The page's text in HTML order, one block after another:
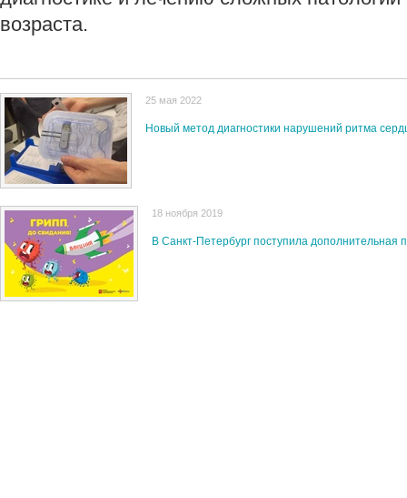
возраста.
25 мая 2022
Новый метод диагностики нарушений ритма
18 ноября 2019
В Санкт-Петербург поступила дополнительная